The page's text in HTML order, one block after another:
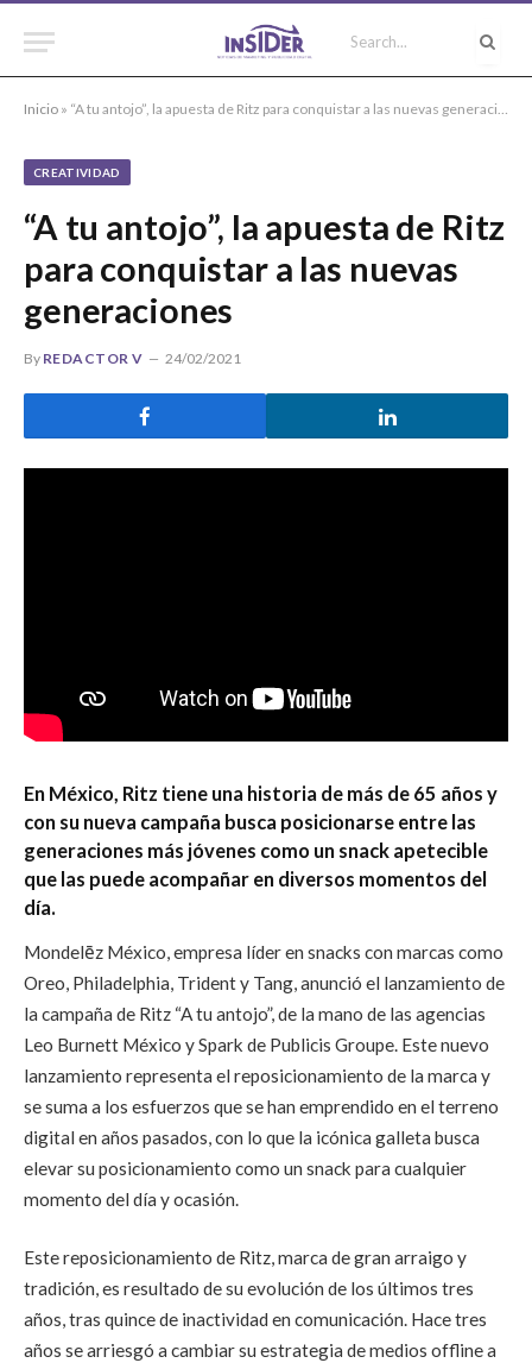
Inicio » “A tu antojo”, la apuesta de Ritz para conquistar a las nuevas generaciones
CREATIVIDAD
“A tu antojo”, la apuesta de Ritz
para conquistar a las nuevas
generaciones
By REDACTOR V 24/02/2021
En México, Ritz tiene una historia de más de 65 años y
con su nueva campaña busca posicionarse entre las
generaciones más jóvenes como un snack apetecible
que las puede acompañar en diversos momentos del
día.
Mondelēz México, empresa líder en snacks con marcas como
Oreo, Philadelphia, Trident y Tang, anunció el lanzamiento de
la campaña de Ritz “A tu antojo”, de la mano de las agencias
Leo Burnett México y Spark de Publicis Groupe. Este nuevo
lanzamiento representa el reposicionamiento de la marca y
se suma a los esfuerzos que se han emprendido en el terreno
digital en años pasados, con lo que la icónica galleta busca
elevar su posicionamiento como un snack para cualquier
momento del día y ocasión.
Este reposicionamiento de Ritz, marca de gran arraigo y
tradición, es resultado de su evolución de los últimos tres
años, tras quince de inactividad en comunicación. Hace tres
años se arriesgó a cambiar su estrategia de medios offline a